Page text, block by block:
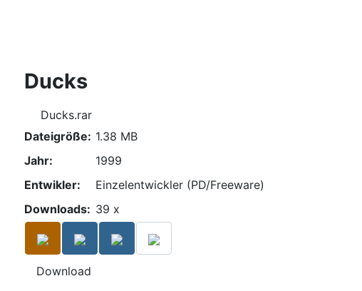
Ducks
Ducks.rar
Dateigröße: 1.38 MB
Jahr:
1999
Entwikler:
Einzelentwickler (PD/Freeware)
Downloads: 39 x
Download